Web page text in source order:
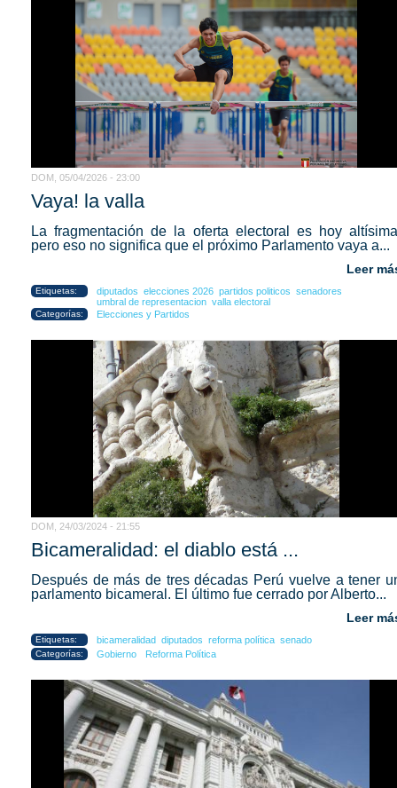
DOM, 05/04/2026 - 23:00
Vaya! la valla
La fragmentación de la oferta electoral es hoy
pero eso no significa que el próximo Parlamento vaya a...
Leer
Etiquetas: diputados elecciones 2026 partidos politicos senadores
umbral de representacion valla electoral
Categorías: Elecciones y Partidos
DOM, 24/03/2024 - 21:55
Bicameralidad: el diablo está ...
Después de más de tres décadas Perú vuelve a tener
parlamento bicameral. El último fue cerrado por Alberto...
Leer
Etiquetas: bicameralidad diputados reforma política senado
Categorías: Gobierno Reforma Política